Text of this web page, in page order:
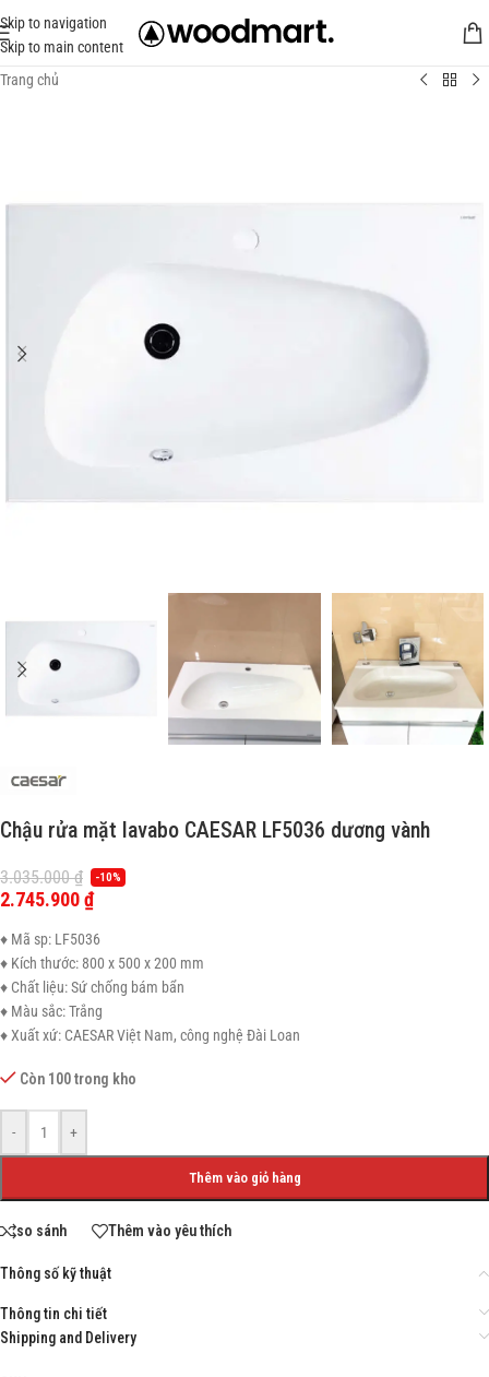
Skip to navigation
Skip to main content
Trang chủ
Chậu rửa mặt lavabo CAESAR LF5036 dương vành
3.035.000₫ -10%
2.745.900₫
♦ Mã sp: LF5036
♦ Kích thước: 800 x 500 x 200 mm
♦ Chất liệu: Sứ chống bám bẩn
♦ Màu sắc: Trắng
♦ Xuất xứ: CAESAR Việt Nam, công nghệ Đài Loan
Còn 100 trong kho
- +
Thêm vào giỏ hàng
so sánh Thêm vào yêu thích
Thông số kỹ thuật
Thông tin chi tiết
Shipping and Delivery